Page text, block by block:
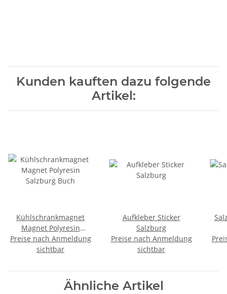
Kunden kauften dazu folgende
Artikel:
Kühlschrankmagnet
Magnet Polyresin
Salzburg Buch
Preise nach Anmeldung
sichtbar
Aufkleber Sticker
Salzburg
Preise nach Anmeldung
sichtbar
Ähnliche Artikel